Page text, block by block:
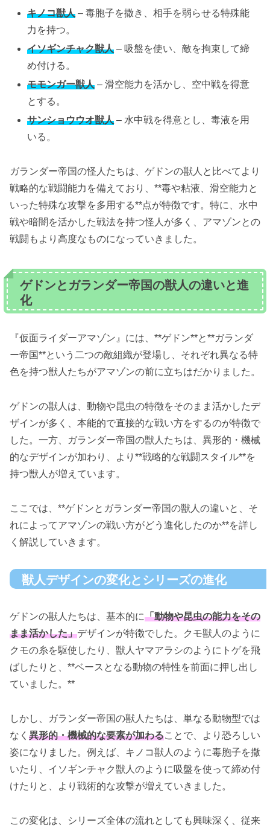
キノコ獣人 – 毒胞子を撒き、相手を弱らせる特殊能
力を持つ。
イソギンチャク獣人 – 吸盤を使い、敵を拘束して締
め付ける。
モモンガー獣人 – 滑空能力を活かし、空中戦を得意
とする。
サンショウウオ獣人 – 水中戦を得意とし、毒液を用
いる。
ガランダー帝国の怪人たちは、ゲドンの獣人と比べてより
戦略的な戦闘能力を備えており、**毒や粘液、滑空能力と
いった特殊な攻撃を多用する**点が特徴です。特に、水中
戦や暗闇を活かした戦法を持つ怪人が多く、アマゾンとの
戦闘もより高度なものになっていきました。
ゲドンとガランダー帝国の獣人の違いと進
化
『仮面ライダーアマゾン』には、**ゲドン**と**ガランダ
ー帝国**という二つの敵組織が登場し、それぞれ異なる特
色を持つ獣人たちがアマゾンの前に立ちはだかりました。
ゲドンの獣人は、動物や昆虫の特徴をそのまま活かしたデ
ザインが多く、本能的で直接的な戦い方をするのが特徴で
した。一方、ガランダー帝国の獣人たちは、異形的・機械
的なデザインが加わり、より**戦略的な戦闘スタイル**を
持つ獣人が増えています。
ここでは、**ゲドンとガランダー帝国の獣人の違いと、そ
れによってアマゾンの戦い方がどう進化したのか**を詳し
く解説していきます。
獣人デザインの変化とシリーズの進化
ゲドンの獣人たちは、基本的に「動物や昆虫の能力をその
まま活かした」デザインが特徴でした。クモ獣人のように
クモの糸を駆使したり、獣人ヤマアラシのようにトゲを飛
ばしたりと、**ベースとなる動物の特性を前面に押し出し
ていました。**
しかし、ガランダー帝国の獣人たちは、単なる動物型では
なく 異形的・機械的な要素が加わることで、より恐ろしい
姿になりました。例えば、キノコ獣人のように毒胞子を撒
いたり、イソギンチャク獣人のように吸盤を使って締め付
けたりと、より戦術的な攻撃が増えていきました。
この変化は、シリーズ全体の流れとしても興味深く、従来